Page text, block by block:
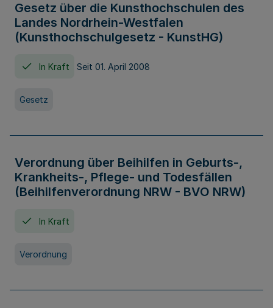
Gesetz über die Kunsthochschulen des
Landes Nordrhein-Westfalen
(Kunsthochschulgesetz - KunstHG)
In Kraft Seit 01. April 2008
Gesetz
Verordnung über Beihilfen in Geburts-,
Krankheits-, Pflege- und Todesfällen
(Beihilfenverordnung NRW - BVO NRW)
In Kraft
Verordnung